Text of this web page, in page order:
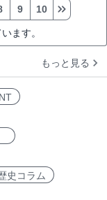
ます。
9 10
もっと見る
史コラム